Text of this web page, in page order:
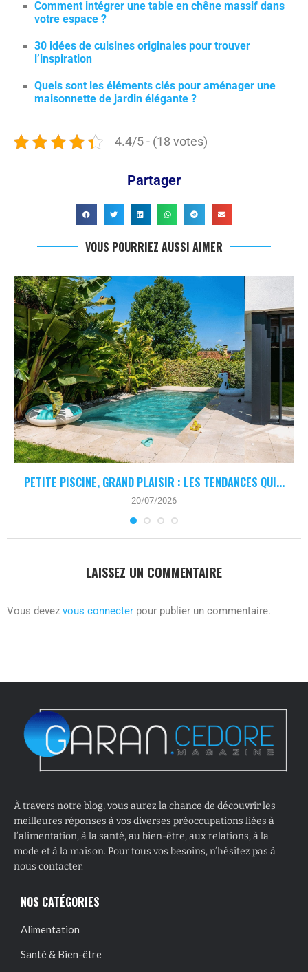
Comment intégrer une table en chêne massif dans
votre espace ?
30 idées de cuisines originales pour trouver
l’inspiration
Quels sont les éléments clés pour aménager une
maisonnette de jardin élégante ?
4.4/5 - (18 votes)
Partager
VOUS POURRIEZ AUSSI AIMER
PETITE PISCINE, GRAND PLAISIR : LES TENDANCES QUI...
20/07/2026
LAISSEZ UN COMMENTAIRE
Vous devez vous connecter pour publier un commentaire.
À travers notre blog, vous aurez la chance de découvrir les
meilleures réponses à vos diverses préoccupations liées à
l’alimentation, à la santé, au bien-être, aux relations, à la
mode et à la maison. Pour tous vos besoins, n’hésitez pas à
nous contacter.
NOS CATÉGORIES
Alimentation
Santé & Bien-être